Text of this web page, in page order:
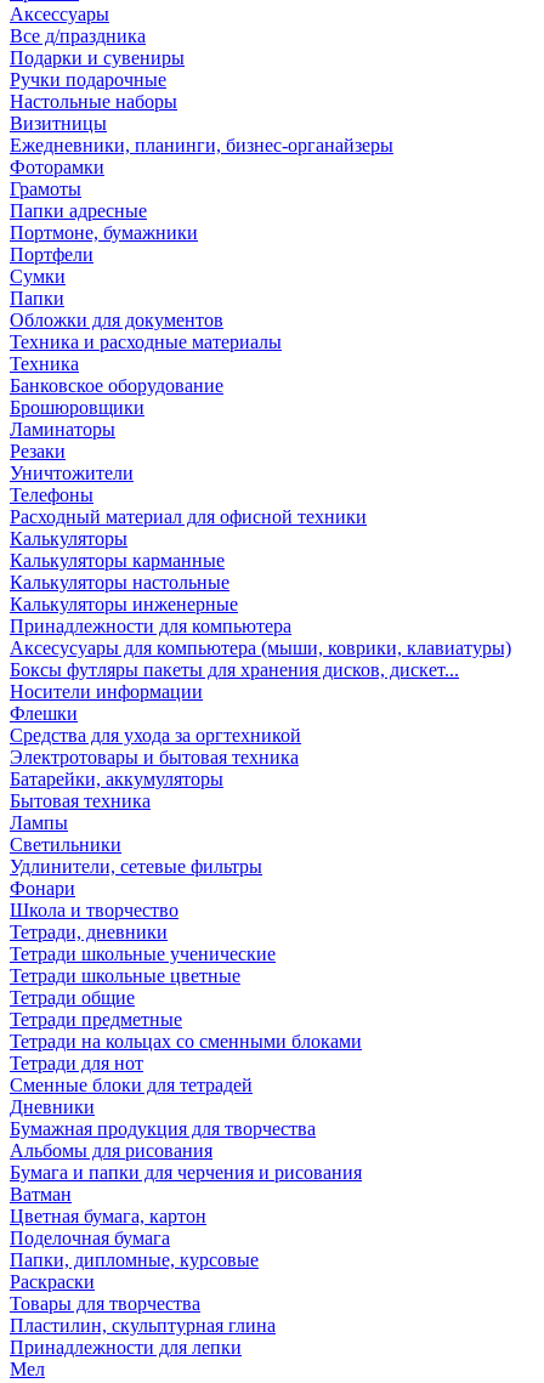
Аксессуары
Все д/праздника
Подарки и сувениры
Ручки подарочные
Настольные наборы
Визитницы
Ежедневники, планинги, бизнес-органайзеры
Фоторамки
Грамоты
Папки адресные
Портмоне, бумажники
Портфели
Сумки
Папки
Обложки для документов
Техника и расходные материалы
Техника
Банковское оборудование
Брошюровщики
Ламинаторы
Резаки
Уничтожители
Телефоны
Расходный материал для офисной техники
Калькуляторы
Калькуляторы карманные
Калькуляторы настольные
Калькуляторы инженерные
Принадлежности для компьютера
Аксесусуары для компьютера (мыши, коврики, клавиатуры)
Боксы футляры пакеты для хранения дисков, дискет...
Носители информации
Флешки
Средства для ухода за оргтехникой
Электротовары и бытовая техника
Батарейки, аккумуляторы
Бытовая техника
Лампы
Светильники
Удлинители, сетевые фильтры
Фонари
Школа и творчество
Тетради, дневники
Тетради школьные ученические
Тетради школьные цветные
Тетради общие
Тетради предметные
Тетради на кольцах со сменными блоками
Тетради для нот
Сменные блоки для тетрадей
Дневники
Бумажная продукция для творчества
Альбомы для рисования
Бумага и папки для черчения и рисования
Ватман
Цветная бумага, картон
Поделочная бумага
Папки, дипломные, курсовые
Раскраски
Товары для творчества
Пластилин, скульптурная глина
Принадлежности для лепки
Мел